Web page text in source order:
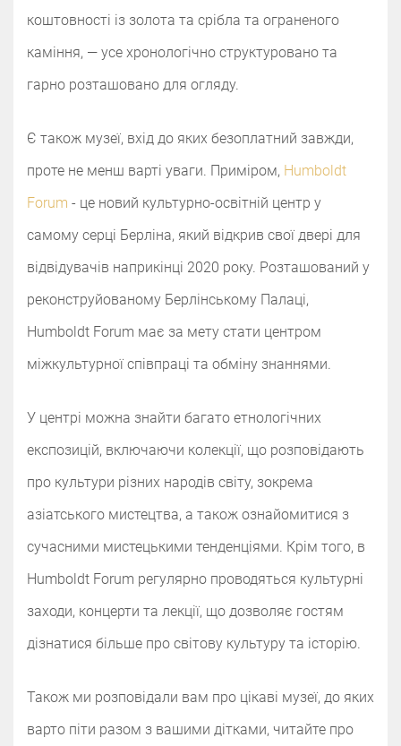
коштовності із золота та срібла та ограненого
каміння, — усе хронологічно структуровано та
гарно розташовано для огляду.
Є також музеї, вхід до яких безоплатний завжди,
проте не менш варті уваги. Приміром, Humboldt
Forum - це новий культурно-освітній центр у
самому серці Берліна, який відкрив свої двері для
відвідувачів наприкінці 2020 року. Розташований у
реконструйованому Берлінському Палаці,
Humboldt Forum має за мету стати центром
міжкультурної співпраці та обміну знаннями.
У центрі можна знайти багато етнологічних
експозицій, включаючи колекції, що розповідають
про культури різних народів світу, зокрема
азіатського мистецтва, а також ознайомитися з
сучасними мистецькими тенденціями. Крім того, в
Humboldt Forum регулярно проводяться культурні
заходи, концерти та лекції, що дозволяє гостям
дізнатися більше про світову культуру та історію.
Також ми розповідали вам про цікаві музеї, до яких
варто піти разом з вашими дітками, читайте про